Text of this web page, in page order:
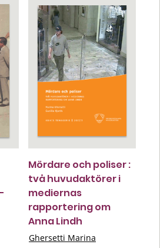
Mördare och poliser :
två huvudaktörer i
mediernas
rapportering om
Anna Lindh
Ghersetti Marina